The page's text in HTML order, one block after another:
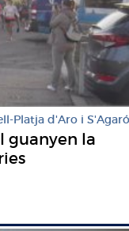
Platja d'Aro i S'Agaró
guanyen la